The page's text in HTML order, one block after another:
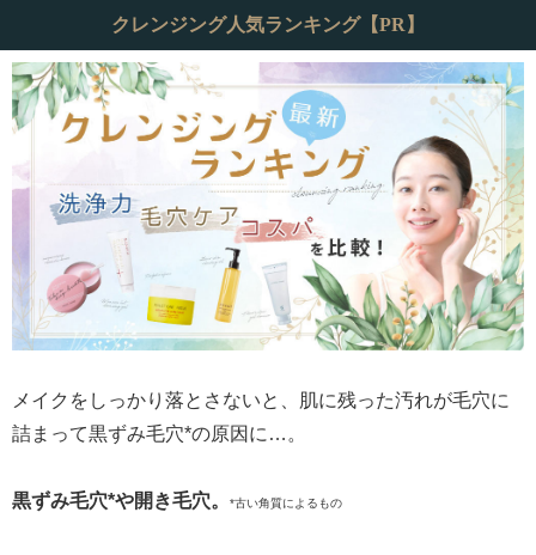
クレンジング人気ランキング【PR】
メイクをしっかり落とさないと、肌に残った汚れが毛穴に
詰まって黒ずみ毛穴*の原因に…。
黒ずみ毛穴*や開き毛穴。 *古い角質によるもの